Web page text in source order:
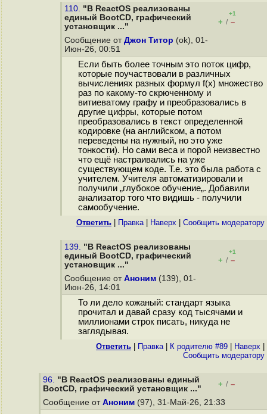
110. "В ReactOS реализованы
единый BootCD, графический
установщик ..."
+1
+ / –
Сообщение от Джон Титор (ok), 01-
Июн-26, 00:51
Если быть более точным это поток цифр,
которые поучаствовали в различных
вычислениях разных формул f(x) множество
раз по какому-то скрюченному и
витиеватому графу и преобразовались в
другие цифры, которые потом
преобразовались в текст определенной
кодировке (на английском, а потом
переведены на нужный, но это уже
тонкости). Но сами веса и порой неизвестно
что ещё настраивались на уже
существующем коде. Т.е. это была работа с
учителем. Учителя автоматизировали и
получили „глубокое обучение„. Добавили
анализатор того что видишь - получили
самообучение.
Ответить Правка| Наверх Cообщить модератору
139. "В ReactOS реализованы
единый BootCD, графический
установщик ..."
+1
+ / –
Сообщение от Аноним (139), 01-
Июн-26, 14:01
То ли дело кожаный: стандарт языка
прочитал и давай сразу код тысячами и
миллионами строк писать, никуда не
заглядывая.
Ответить Правка| К родителю #89 Наверх
Cообщить модератору
96. "В ReactOS реализованы единый
BootCD, графический установщик ..."
+ / –
Сообщение от Аноним (97), 31-Май-26, 21:33